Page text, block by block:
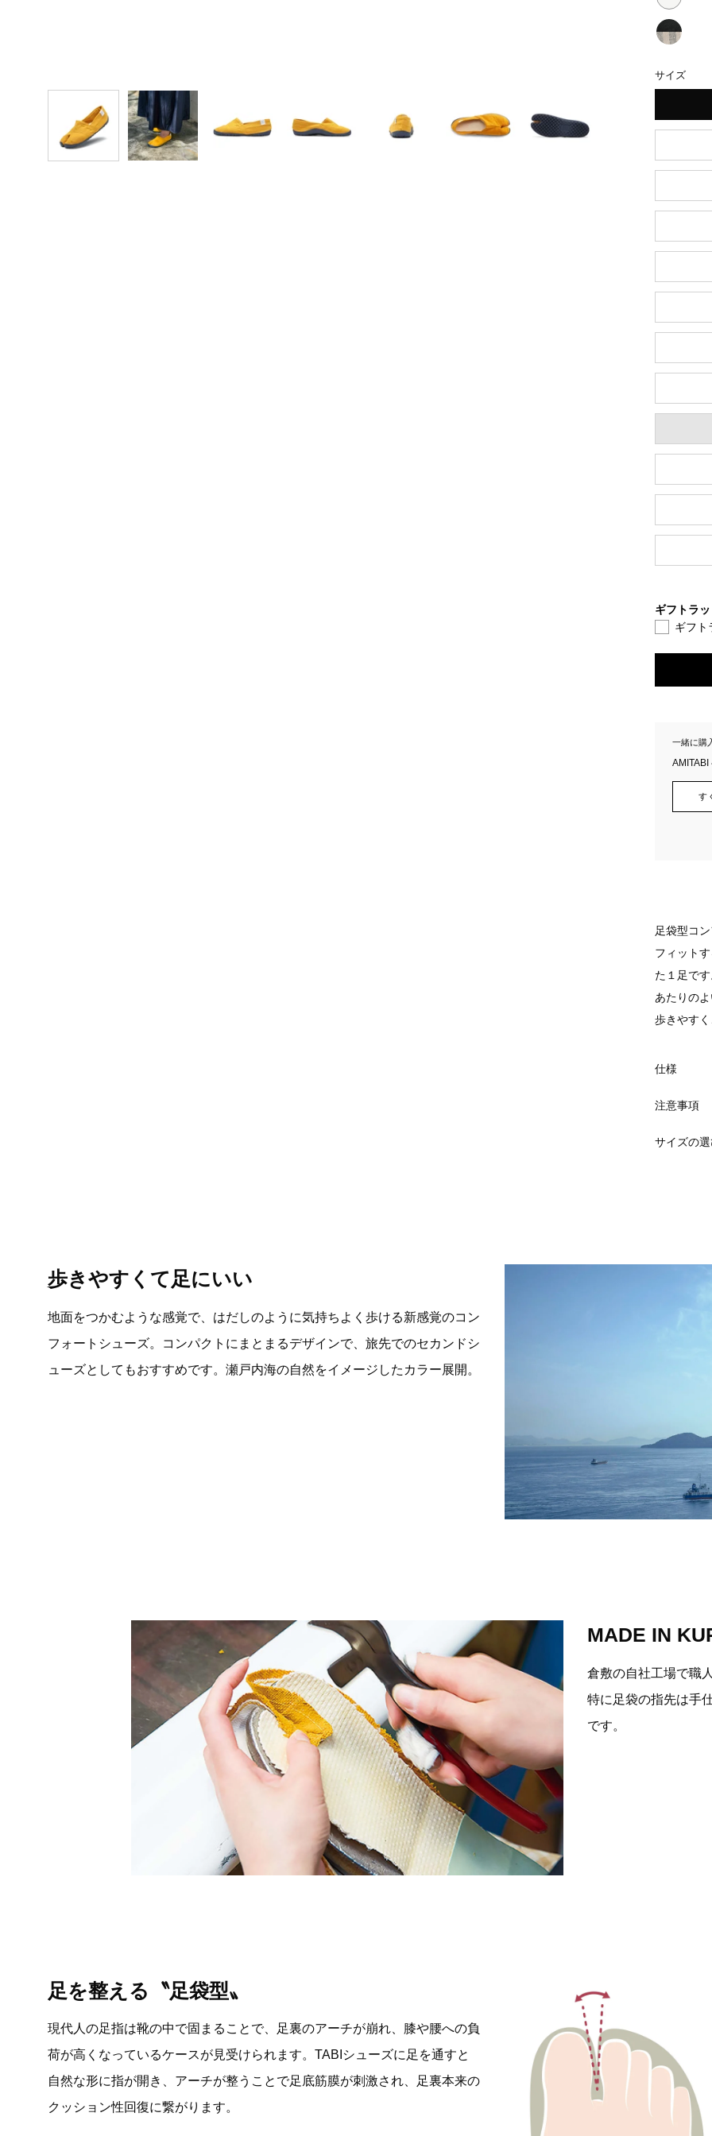
烏
城
ら）
う
ろ
雲
り
お
ろ
雲
び
ら）
び
ら）
ノ
ク
ー
ム
サイズ
ギフトラ
ギフト
一緒に購
す
足袋型コ
フィット
た１足で
あたりの
歩きやす
仕様
注意事項
サイズの
歩きやすくて足にいい
地面をつかむような感覚で、はだしのように気持ちよく歩ける新感覚のコン
フォートシューズ。コンパクトにまとまるデザインで、旅先でのセカンドシ
ューズとしてもおすすめです。瀬戸内海の自然をイメージしたカラー展開。
MADE IN
倉敷の自社工場で職
特に足袋の指先は手
です。
足を整える〝足袋型〟
現代人の足指は靴の中で固まることで、足裏のアーチが崩れ、膝や腰への負
荷が高くなっているケースが見受けられます。TABIシューズに足を通すと
自然な形に指が開き、アーチが整うことで足底筋膜が刺激され、足裏本来の
クッション性回復に繋がります。